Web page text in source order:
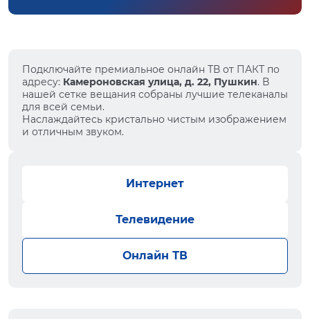
Подключайте премиальное онлайн ТВ от ПАКТ по
адресу: Камероновская улица, д. 22, Пушкин. В
нашей сетке вещания собраны лучшие телеканалы
для всей семьи.
Наслаждайтесь кристально чистым изображением
и отличным звуком.
Интернет
Телевидение
Онлайн ТВ